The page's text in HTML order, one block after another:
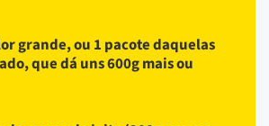
grande, ou 1 pacote daquelas
que dá uns 600g mais ou